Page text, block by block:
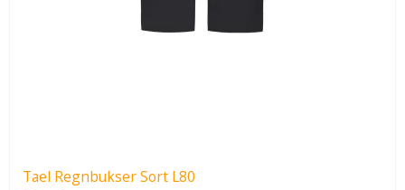
Tael Regnbukser Sort L80